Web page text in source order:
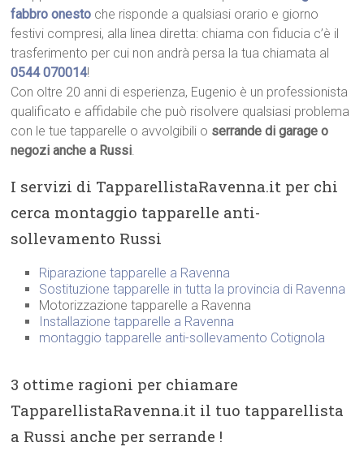
fabbro onesto che risponde a qualsiasi orario e giorno
festivi compresi, alla linea diretta: chiama con fiducia c’è il
trasferimento per cui non andrà persa la tua chiamata al
0544 070014!
Con oltre 20 anni di esperienza, Eugenio è un professionista
qualificato e affidabile che può risolvere qualsiasi problema
con le tue tapparelle o avvolgibili o serrande di garage o
negozi anche a Russi.
I servizi di TapparellistaRavenna.it per chi
cerca montaggio tapparelle anti-
sollevamento Russi
Riparazione tapparelle a Ravenna
Sostituzione tapparelle in tutta la provincia di Ravenna
Motorizzazione tapparelle a Ravenna
Installazione tapparelle a Ravenna
montaggio tapparelle anti-sollevamento Cotignola
3 ottime ragioni per chiamare
TapparellistaRavenna.it il tuo tapparellista
a Russi anche per serrande !